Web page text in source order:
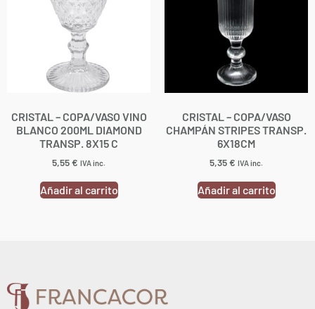
CRISTAL – COPA/VASO VINO
BLANCO 200ML DIAMOND
TRANSP. 8X15 C
5,55€ IVA inc.
Añadir al carrito
CRISTAL – COPA/VASO
CHAMPÁN STRIPES TRANSP.
6X18CM
5,35€ IVA inc.
Añadir al carrito